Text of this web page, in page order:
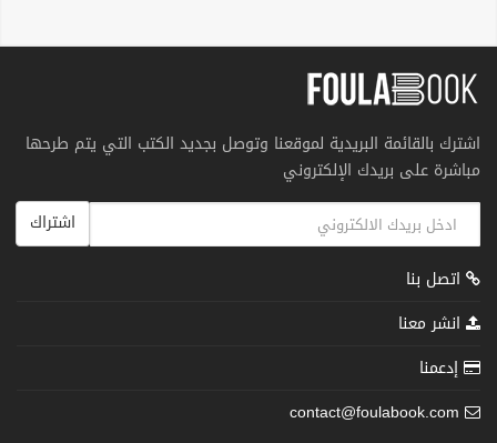
اشترك بالقائمة البريدية لموقعنا وتوصل بجديد الكتب التي يتم طرحها
مباشرة على بريدك الإلكتروني
اشتراك
اتصل بنا
انشر معنا
إدعمنا
contact@foulabook.com